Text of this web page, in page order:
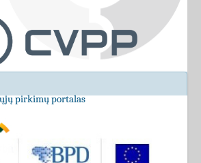
pirkimų portalas